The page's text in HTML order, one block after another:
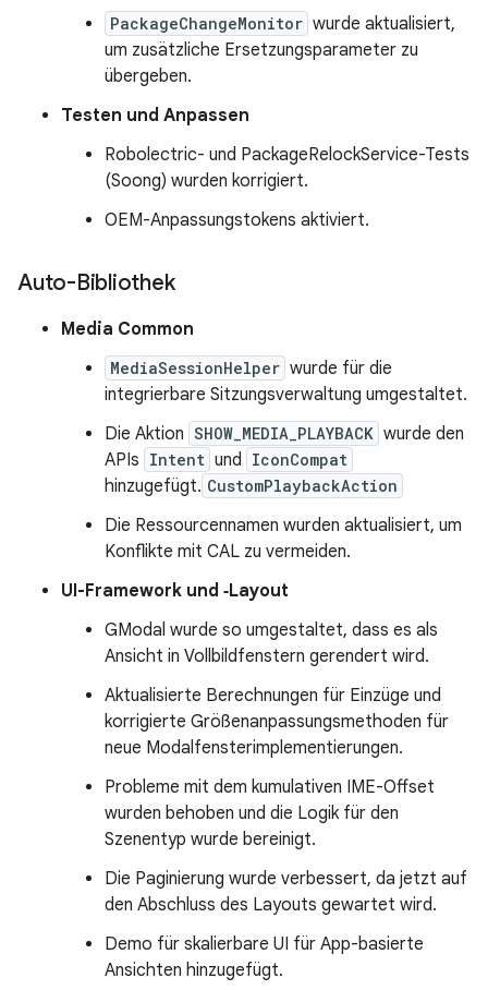
PackageChangeMonitor wurde aktualisiert,
um zusätzliche Ersetzungsparameter zu
übergeben.
Testen und Anpassen
Robolectric- und PackageRelockService-Tests
(Soong) wurden korrigiert.
OEM-Anpassungstokens aktiviert.
Auto-Bibliothek
Media Common
MediaSessionHelper wurde für die
integrierbare Sitzungsverwaltung umgestaltet.
Die Aktion SHOW_MEDIA_PLAYBACK wurde den
APIs Intent und IconCompat
hinzugefügt. CustomPlaybackAction
Die Ressourcennamen wurden aktualisiert, um
Konflikte mit CAL zu vermeiden.
UI-Framework und ‑Layout
GModal wurde so umgestaltet, dass es als
Ansicht in Vollbildfenstern gerendert wird.
Aktualisierte Berechnungen für Einzüge und
korrigierte Größenanpassungsmethoden für
neue Modalfensterimplementierungen.
Probleme mit dem kumulativen IME-Offset
wurden behoben und die Logik für den
Szenentyp wurde bereinigt.
Die Paginierung wurde verbessert, da jetzt auf
den Abschluss des Layouts gewartet wird.
Demo für skalierbare UI für App-basierte
Ansichten hinzugefügt.